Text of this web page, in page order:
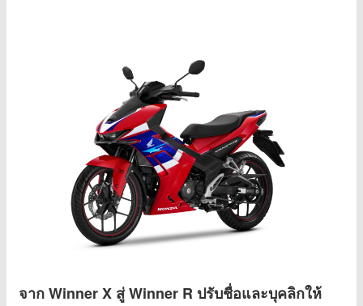
จาก Winner X สู่ Winner R ปรับชื่อและบุคลิกให้